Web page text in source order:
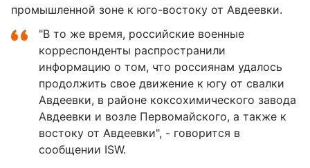
промышленной зоне к юго-востоку от Авдеевки.
"В то же время, российские военные
корреспонденты распространили
информацию о том, что россиянам удалось
продолжить свое движение к югу от свалки
Авдеевки, в районе коксохимического завода
Авдеевки и возле Первомайского, а также к
востоку от Авдеевки", - говорится в
сообщении ISW.